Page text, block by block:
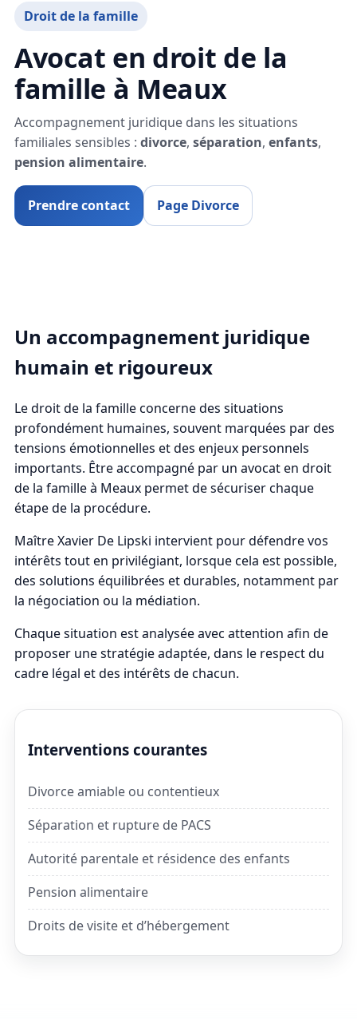
Droit de la famille
Avocat en droit de la
famille à Meaux
Accompagnement juridique dans les situations
familiales sensibles : divorce, séparation, enfants,
pension alimentaire.
Prendre contact Page Divorce
Un accompagnement juridique
humain et rigoureux
Le droit de la famille concerne des situations
profondément humaines, souvent marquées par des
tensions émotionnelles et des enjeux personnels
importants. Être accompagné par un avocat en droit
de la famille à Meaux permet de sécuriser chaque
étape de la procédure.
Maître Xavier De Lipski intervient pour défendre vos
intérêts tout en privilégiant, lorsque cela est possible,
des solutions équilibrées et durables, notamment par
la négociation ou la médiation.
Chaque situation est analysée avec attention afin de
proposer une stratégie adaptée, dans le respect du
cadre légal et des intérêts de chacun.
Interventions courantes
Divorce amiable ou contentieux
Séparation et rupture de PACS
Autorité parentale et résidence des enfants
Pension alimentaire
Droits de visite et d’hébergement